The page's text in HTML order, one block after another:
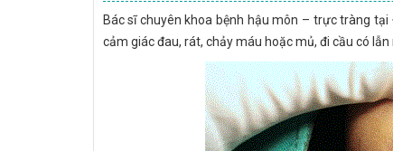
Bác sĩ chuyên khoa bệnh hậu môn – trực tràng tại
cảm giác đau, rát, chảy máu hoặc mủ, đi cầu có